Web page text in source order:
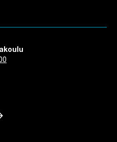
välilehteen